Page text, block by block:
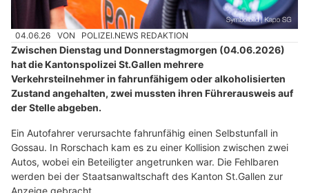
04.06.26 VON POLIZEI.NEWS REDAKTION
Zwischen Dienstag und Donnerstagmorgen (04.06.2026)
hat die Kantonspolizei St.Gallen mehrere
Verkehrsteilnehmer in fahrunfähigem oder alkoholisierten
Zustand angehalten, zwei mussten ihren Führerausweis auf
der Stelle abgeben.
Ein Autofahrer verursachte fahrunfähig einen Selbstunfall in
Gossau. In Rorschach kam es zu einer Kollision zwischen zwei
Autos, wobei ein Beteiligter angetrunken war. Die Fehlbaren
werden bei der Staatsanwaltschaft des Kanton St.Gallen zur